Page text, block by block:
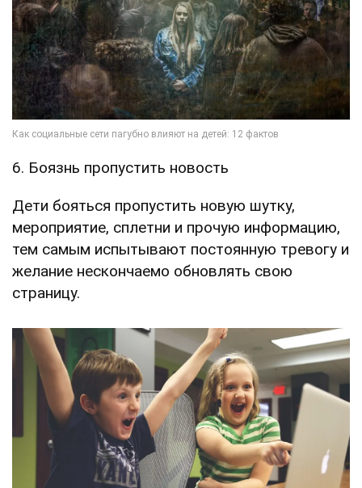
6. Боязнь пропустить новость
Дети бояться пропустить новую шутку,
мероприятие, сплетни и прочую информацию,
тем самым испытывают постоянную тревогу и
желание нескончаемо обновлять свою
страницу.